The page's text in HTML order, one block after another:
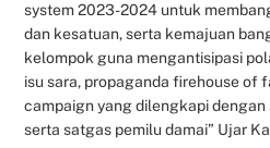
system 2023-2024 untuk
dan kesatuan, serta kemajuan
kelompok guna mengantisipasi
isu sara, propaganda firehouse of
campaign yang dilengkapi
serta satgas pemilu damai” Ujar